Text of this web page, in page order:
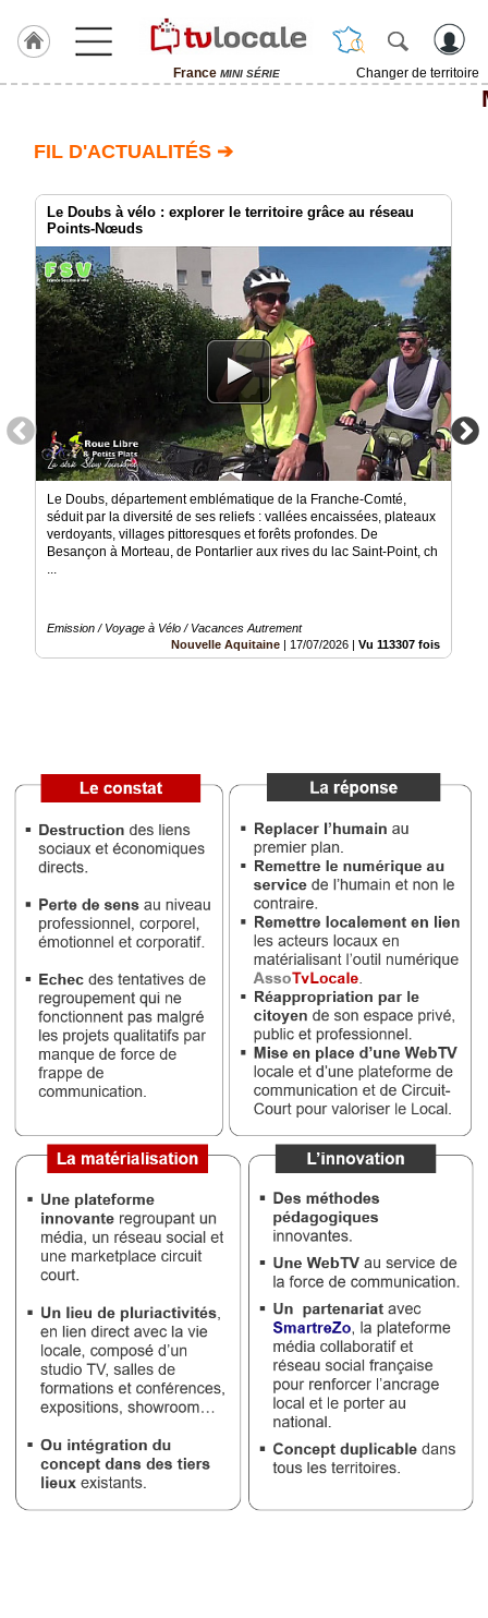
France MINI SÉRIE
Changer de territoire
TvLocale
France
Accueil
RUBRIQUES
Vidéos
Médias
groupe
FIL D'ACTUALITÉS ➔
Le Doubs à vélo : explorer le territoire grâce au réseau
Points-Nœuds
Le Doubs, département emblématique de la Franche-Comté,
séduit par la diversité de ses reliefs : vallées encaissées, plateaux
verdoyants, villages pittoresques et forêts profondes. De
Besançon à Morteau, de Pontarlier aux rives du lac Saint-Point, ch
...
Emission / Voyage à Vélo / Vacances Autrement
Nouvelle Aquitaine
17/07/2026 Vu 113307 fois